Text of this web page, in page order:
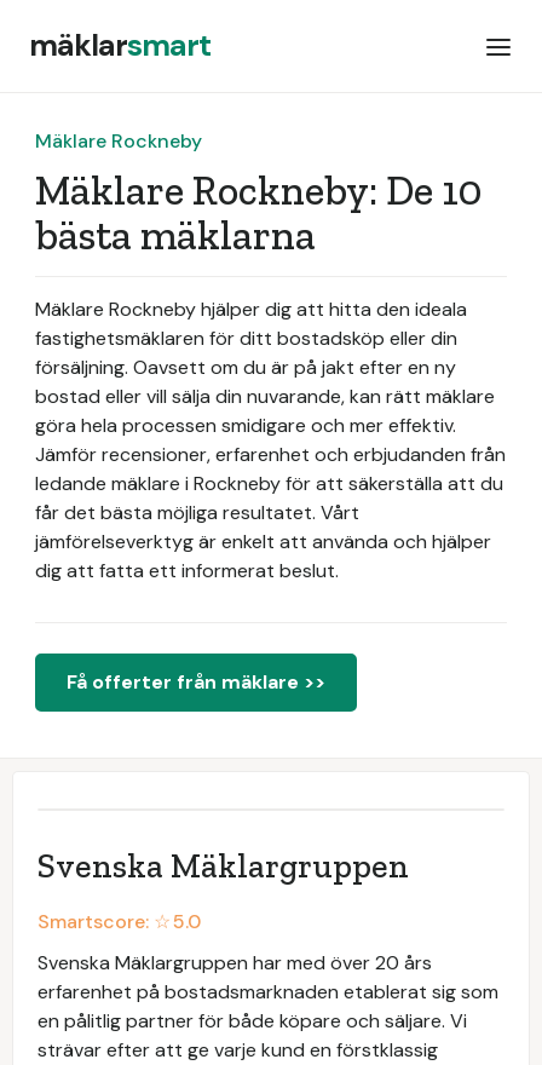
mäklarsmart
Mäklare Rockneby
Mäklare Rockneby: De 10
bästa mäklarna
Mäklare Rockneby hjälper dig att hitta den ideala
fastighetsmäklaren för ditt bostadsköp eller din
försäljning. Oavsett om du är på jakt efter en ny
bostad eller vill sälja din nuvarande, kan rätt mäklare
göra hela processen smidigare och mer effektiv.
Jämför recensioner, erfarenhet och erbjudanden från
ledande mäklare i Rockneby för att säkerställa att du
får det bästa möjliga resultatet. Vårt
jämförelseverktyg är enkelt att använda och hjälper
dig att fatta ett informerat beslut.
Få offerter från mäklare >>
Svenska Mäklargruppen
Smartscore: ☆5.0
Svenska Mäklargruppen har med över 20 års
erfarenhet på bostadsmarknaden etablerat sig som
en pålitlig partner för både köpare och säljare. Vi
strävar efter att ge varje kund en förstklassig